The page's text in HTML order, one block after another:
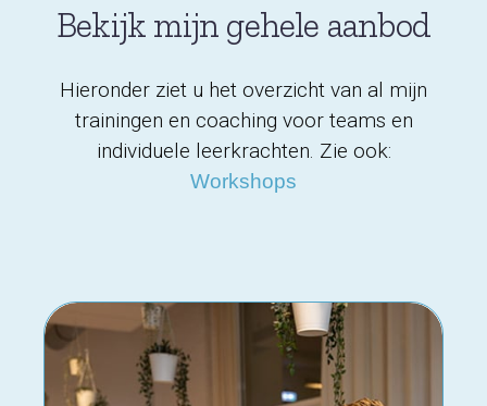
Bekijk mijn gehele aanbod
Hieronder ziet u het overzicht van al mijn
trainingen en coaching voor teams en
individuele leerkrachten. Zie ook:
Workshops